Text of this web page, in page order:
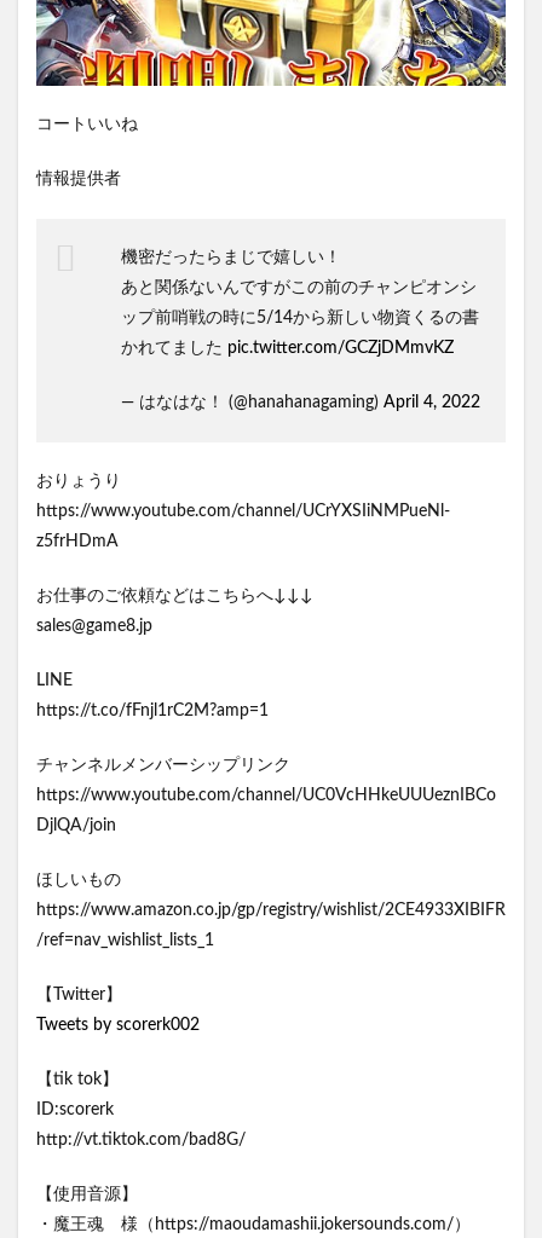
コートいいね
情報提供者
機密だったらまじで嬉しい！
あと関係ないんですがこの前のチャンピオンシ
ップ前哨戦の時に5/14から新しい物資くるの書
かれてました pic.twitter.com/GCZjDMmvKZ
— はなはな！ (@hanahanagaming) April 4, 2022
おりょうり
https://www.youtube.com/channel/UCrYXSIiNMPueNl-
z5frHDmA
お仕事のご依頼などはこちらへ↓↓↓
sales@game8.jp
LINE
https://t.co/fFnjl1rC2M?amp=1
チャンネルメンバーシップリンク
https://www.youtube.com/channel/UC0VcHHkeUUUeznIBCo
DjlQA/join
ほしいもの
https://www.amazon.co.jp/gp/registry/wishlist/2CE4933XIBIFR
/ref=nav_wishlist_lists_1
【Twitter】
Tweets by scorerk002
【tik tok】
ID:scorerk
http://vt.tiktok.com/bad8G/
【使用音源】
・魔王魂 様（https://maoudamashii.jokersounds.com/）